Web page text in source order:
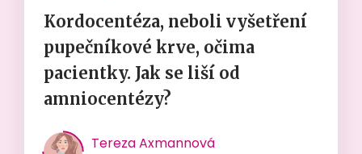
Kordocentéza, neboli vyšetření
pupečníkové krve, očima
pacientky. Jak se liší od
amniocentézy?
Tereza Axmannová